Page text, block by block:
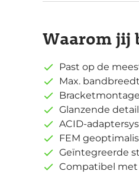
Waarom jij
Past op de
Max.
Bracketmontage
Glanzende
ACID-
FEM
Geïntegreerde
Compatibel